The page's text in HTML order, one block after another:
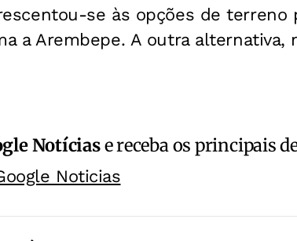
se às opções de terreno
a Arembepe. A outra alternativa,
Notíciase receba os principais
Noticias